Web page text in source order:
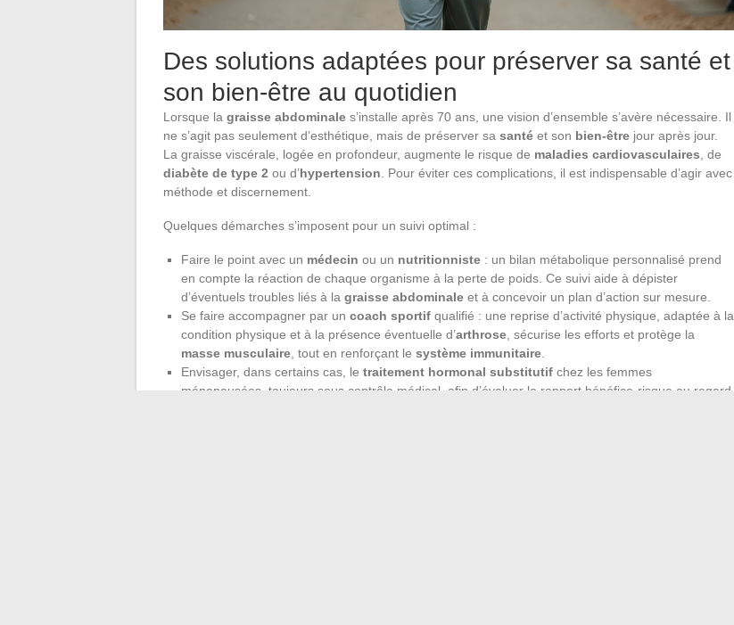
Des solutions adaptées pour préserver sa santé et
son bien-être au quotidien
Lorsque la graisse abdominale s’installe après 70 ans, une vision d’ensemble s’avère nécessaire. Il
ne s’agit pas seulement d’esthétique, mais de préserver sa santé et son bien-être jour après jour.
La graisse viscérale, logée en profondeur, augmente le risque de maladies cardiovasculaires , de
diabète de type 2 ou d’hypertension . Pour éviter ces complications, il est indispensable d’agir avec
méthode et discernement.
Quelques démarches s’imposent pour un suivi optimal :
Faire le point avec un médecin ou un nutritionniste : un bilan métabolique personnalisé prend
en compte la réaction de chaque organisme à la perte de poids. Ce suivi aide à dépister
d’éventuels troubles liés à la graisse abdominale et à concevoir un plan d’action sur mesure.
Se faire accompagner par un coach sportif qualifié : une reprise d’activité physique, adaptée à la
condition physique et à la présence éventuelle d’arthrose , sécurise les efforts et protège la
masse musculaire , tout en renforçant le système immunitaire
Envisager, dans certains cas, le traitement hormonal substitutif chez les femmes
ménopausées, toujours sous contrôle médical, afin d’évaluer le rapport bénéfice-risque au regard